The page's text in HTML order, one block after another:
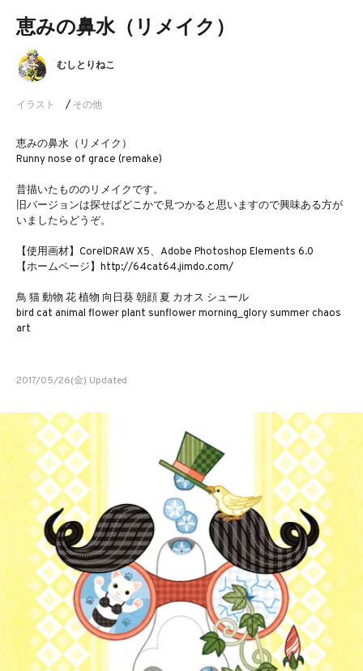
恵みの鼻水（リメイク）
イラスト / その他
むしとりねこ
恵みの鼻水（リメイク）
Runny nose of grace (remake)
昔描いたもののリメイクです。
旧バージョンは探せばどこかで見つかると思いますので興味ある方が
いましたらどうぞ。
【使用画材】CorelDRAW X5、Adobe Photoshop Elements 6.0
【ホームページ】http://64cat64.jimdo.com/
鳥 猫 動物 花 植物 向日葵 朝顔 夏 カオス シュール
bird cat animal flower plant sunflower morning_glory summer chaos
art
2017/05/26(金) Updated